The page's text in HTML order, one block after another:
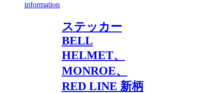
information
ステッカー
BELL
HELMET、
MONROE、
RED LINE 新柄